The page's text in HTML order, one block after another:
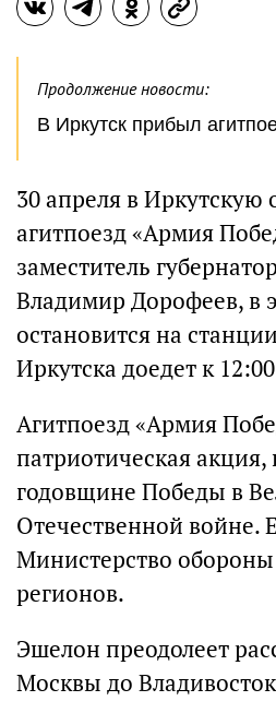
Продолжение новости:
В Иркутск прибыл
30 апреля в Иркутскую
агитпоезд «Армия
заместитель
Владимир Дорофеев, в
остановится на
Иркутска доедет к
Агитпоезд «Армия
патриотическая
годовщине Победы в
Отечественной войне.
Министерство обороны
регионов.
Эшелон преодолеет
Москвы до